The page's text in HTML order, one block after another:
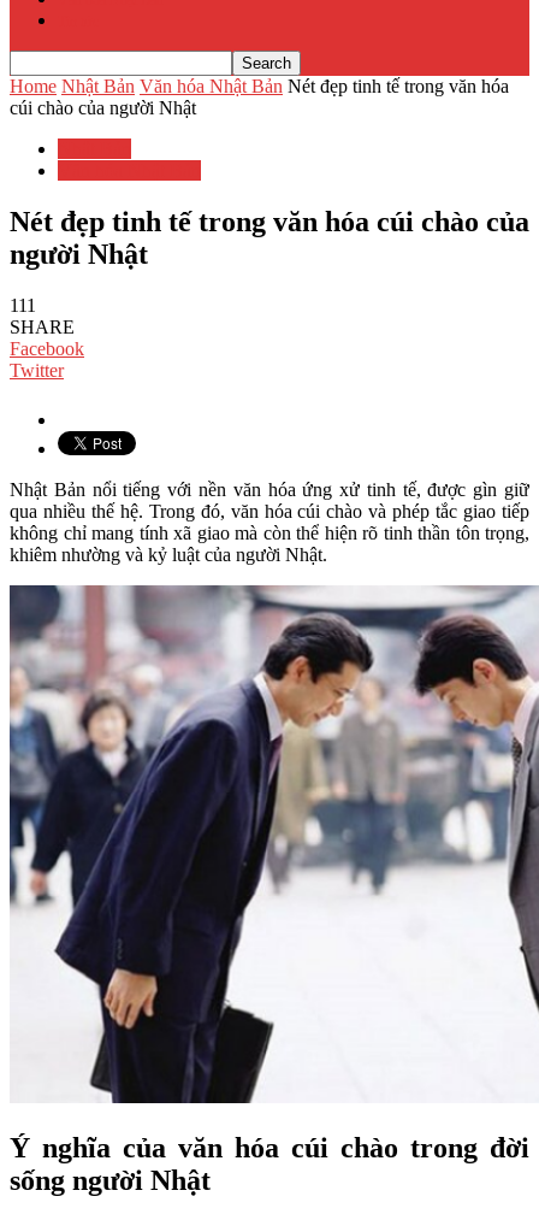
Home Nhật Bản Văn hóa Nhật Bản Nét đẹp tinh tế trong văn hóa
cúi chào của người Nhật
Nét đẹp tinh tế trong văn hóa cúi chào của
người Nhật
111
SHARE
Facebook
Twitter
Nhật Bản nổi tiếng với nền văn hóa ứng xử tinh tế, được gìn giữ
qua nhiều thế hệ. Trong đó, văn hóa cúi chào và phép tắc giao tiếp
không chỉ mang tính xã giao mà còn thể hiện rõ tinh thần tôn trọng,
khiêm nhường và kỷ luật của người Nhật.
Ý nghĩa của văn hóa cúi chào trong đời
sống người Nhật